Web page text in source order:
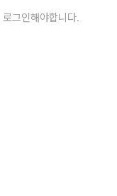
그인해야합니다.